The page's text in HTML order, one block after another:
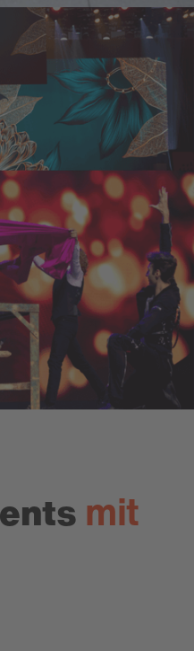
mit